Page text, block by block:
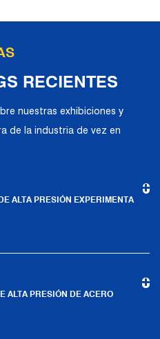
términos de
y aplicaciones de
de alta
científica y un
con muchos
confianza y elogios.
RECIENTES
nuestras exhibiciones y
de la industria de vez en
ALTA PRESIÓN EXPERIMENTA
ALTA PRESIÓN DE ACERO